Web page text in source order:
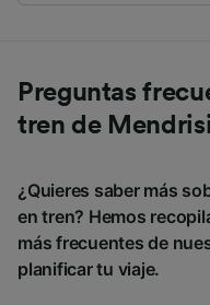
Preguntas
tren de
¿Quieres saber más
en tren? Hemos
más frecuentes de
planificar tu viaje.